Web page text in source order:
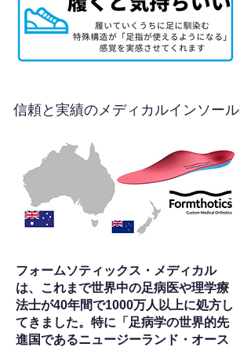
信頼と実績のメディカルインソール
フォームソティックス・メディカル
は、これまで世界中の足病医や理学療
法士が40年間で1000万人以上に処方し
てきました。特に「足病学の世界的先
進国であるニュージーランド・オース